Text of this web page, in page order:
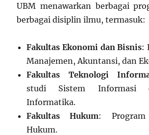
UBM menawarkan berbagai
berbagai disiplin ilmu, termasuk:
Fakultas Ekonomi dan Bisnis:
Manajemen, Akuntansi, dan
Fakultas Teknologi
studi Sistem Informasi
Informatika.
Fakultas Hukum:
Hukum.